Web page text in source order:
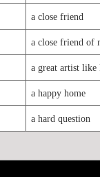
a close friend
a close friend of
a great artist like
a happy home
a hard question